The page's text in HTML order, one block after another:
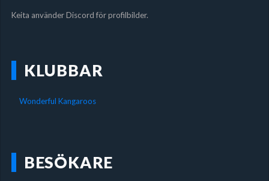
Keita använder Discord för profilbilder.
KLUBBAR
Wonderful Kangaroos
BESÖKARE